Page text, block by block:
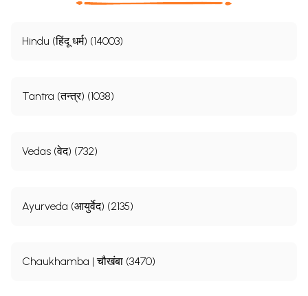
Hindu (हिंदू धर्म) (14003)
Tantra (तन्त्र) (1038)
Vedas (वेद) (732)
Ayurveda (आयुर्वेद) (2135)
Chaukhamba | चौखंबा (3470)